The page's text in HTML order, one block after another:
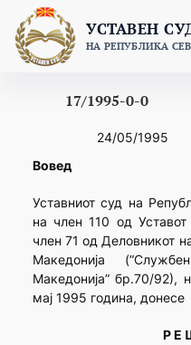
content
УСТАВЕН
НА РЕПУБЛИКА
17/1995-0-0
24/05/1995
Вовед
Уставниот суд на
на член 110 од
член 71 од Деловникот
Македонија
Македонија” бр.70/92),
мај 1995 година, донесе
Р Е